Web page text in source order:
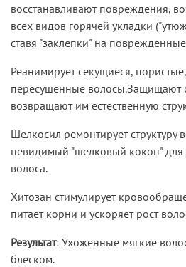
восстанавливают повреждения,
всех видов горячей укладки
ставя "заклепки" на
Реанимирует секущиеся,
пересушенные волосы.Защищают
возвращают им естественную
Шелкосил ремонтирует структуру
невидимый "шелковый кокон"
волоса.
Хитозан стимулирует
питает корни и ускоряет рост
Результат: Ухоженные мягкие
блеском.